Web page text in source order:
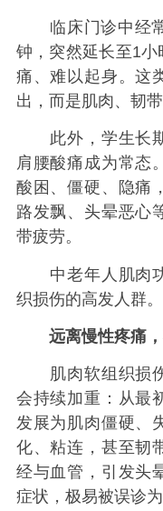
临床门诊中经常
钟，突然延长至1小
痛、难以起身。这
出，而是肌肉、韧带
此外，学生长期
肩腰酸痛成为常态
酸困、僵硬、隐痛
路发飘、头晕恶心
带疲劳。
中老年人肌肉功
织损伤的高发人群。
远离慢性疼痛，
肌肉软组织损伤
会持续加重：从最
发展为肌肉僵硬、
化、粘连，甚至韧
经与血管，引发头
症状，极易被误诊